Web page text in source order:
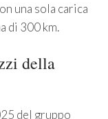
una sola carica
di 300 km.
della
del gruppo